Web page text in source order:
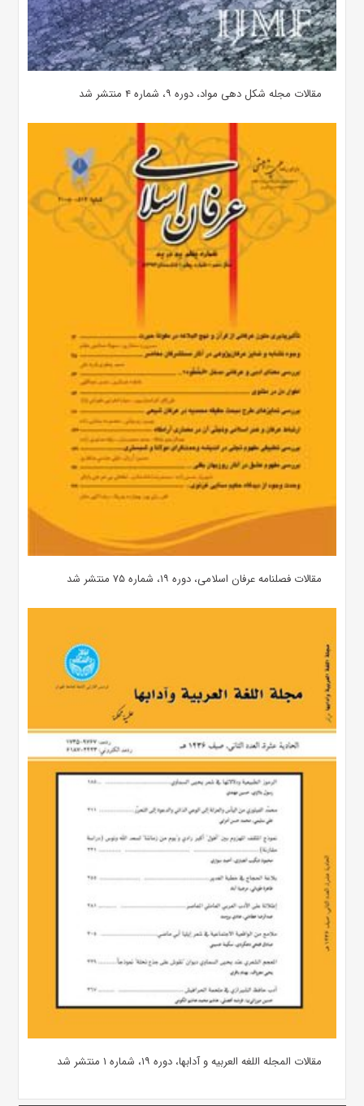
مقالات مجله شکل دهی مواد، دوره ۹، شماره ۴ منتشر شد
مقالات فصلنامه عرفان اسلامی، دوره ۱۹، شماره ۷۵ منتشر شد
مقالات المجله اللغه العربیه و آدابها، دوره ۱۹، شماره ۱ منتشر شد